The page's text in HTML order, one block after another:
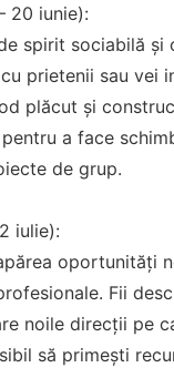
20 iunie):
spirit sociabilă și
prietenii sau vei
plăcut și
a face
de grup.
iulie):
oportunități
Fii
noile direcții pe
să primești